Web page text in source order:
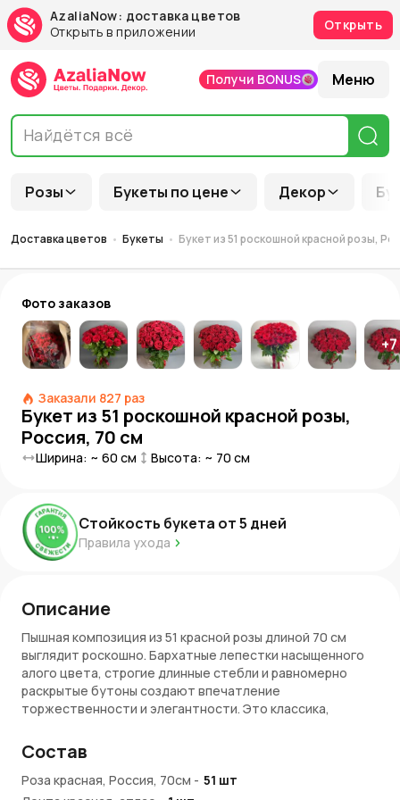
AzaliaNow: доставка цветов
Открыть в приложении
Открыть
Розы Букеты по цене Декор
Получи BONUS Меню
Доставка цветов Букеты Букет из 51 роскошной красной розы,
Фото заказов
+7
Заказали 827 раз
Букет из 51 роскошной красной розы,
Россия, 70 см
Ширина: ~ 60 см Высота: ~ 70 см
Стойкость букета от5 дней
Правила ухода
Описание
Пышная композиция из 51 красной розы длиной 70 см
выглядит роскошно. Бархатные лепестки насыщенного
алого цвета, строгие длинные стебли и равномерно
раскрытые бутоны создают впечатление
торжественности и элегантности. Это классика,
чувствах и искреннем восхищении.
Что символизируют красные розы?
Состав
Роза красная, Россия, 70см - 51 шт